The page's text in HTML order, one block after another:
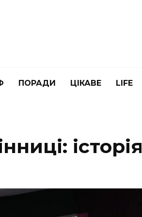
ПОРАДИ ЦІКАВЕ LIFE
історія